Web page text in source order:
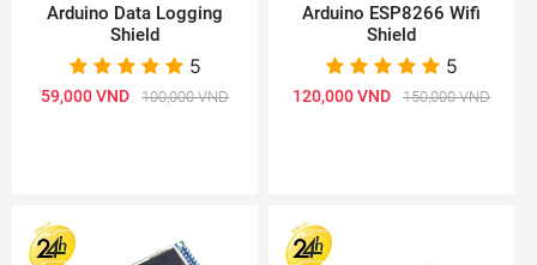
Arduino Data Logging
Shield
5
59,000 VND 100,000 VND
Arduino ESP8266 Wifi
Shield
5
120,000 VND 150,000 VND